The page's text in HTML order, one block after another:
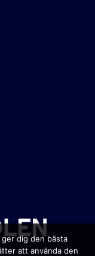
dig den bästa
att använda den